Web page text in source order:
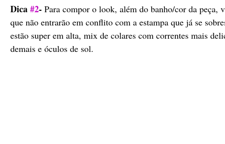
Dica #2- Para compor o look, além do banho/cor da peça,
que não entrarão em conflito com a estampa que já se
estão super em alta, mix de colares com correntes mais
demais e óculos de sol.